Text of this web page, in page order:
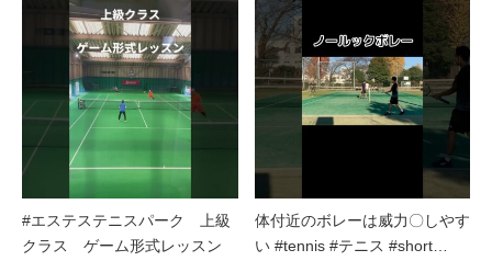
#エステステニスパーク 上級
クラス ゲーム形式レッスン
体付近のボレーは威力〇しやす
い #tennis #テニス #short…